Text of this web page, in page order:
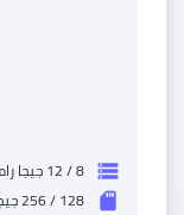
storage 8 / 12 جيجا رام
sd_storage 128 / 256 جيجا بايت